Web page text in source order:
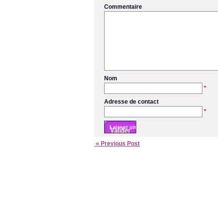
Commentaire
Nom
*
Adresse de contact
*
« Previous Post